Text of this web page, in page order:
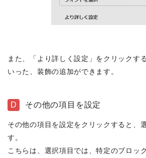
また、「より詳しく設定」をクリックす
いった、装飾の追加ができます。
D その他の項目を設定
その他の項目を設定をクリックすると、
す。
こちらは、選択項目では、特定のブロッ